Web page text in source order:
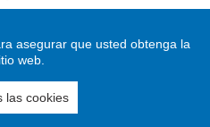
asegurar que usted obtenga la
web.
las cookies